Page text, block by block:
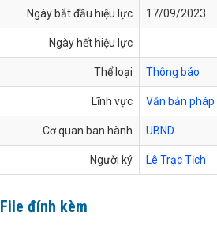
Ngày bắt đầu hiệu lực 17/09/2023
Ngày hết hiệu lực
Thể loại Thông báo
Lĩnh vực Văn bản pháp
Cơ quan ban hành UBND
Người ký Lê Trạc Tịch
File đính kèm